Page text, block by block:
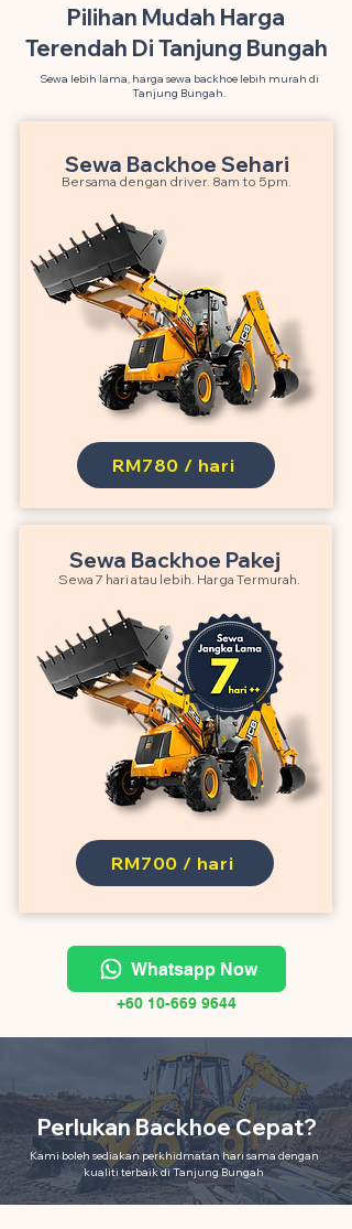
Pilihan Mudah Harga
Terendah Di Tanjung Bungah
Sewa lebih lama, harga sewa backhoe lebih murah di
Tanjung Bungah.
Sewa Backhoe Sehari
Bersama dengan driver. 8am to 5pm.
RM780 / hari
Sewa Backhoe Pakej
Sewa 7 hari atau lebih. Harga Termurah.
RM700 / hari
Whatsapp Now
+60 10-669 9644
Perlukan Backhoe Cepat?
Kami boleh sediakan perkhidmatan hari sama dengan
kualiti terbaik di Tanjung Bungah